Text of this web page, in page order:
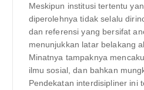
Meskipun institusi tertentu
diperolehnya tidak selalu
dan referensi yang bersifat
menunjukkan latar belakang
Minatnya tampaknya
ilmu sosial, dan bahkan
Pendekatan interdisipliner ini